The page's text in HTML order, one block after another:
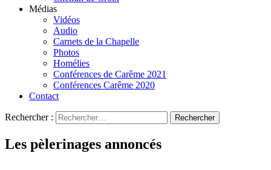
Médias
Vidéos
Audio
Carnets de la Chapelle
Photos
Homélies
Conférences de Carême 2021
Conférences Carême 2020
Contact
Rechercher :
Les pèlerinages annoncés